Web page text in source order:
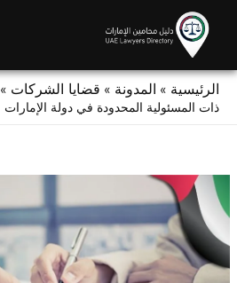
content
الرئيسية » المدونة » قضايا الشركات »
ذات المسئولية المحدودة في دولة الإمارات